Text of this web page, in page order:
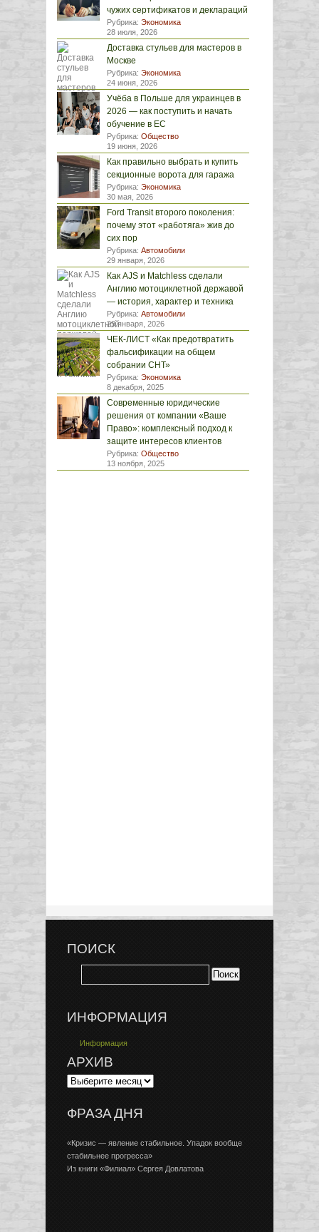
чужих сертификатов и деклараций
Рубрика: Экономика
28 июля, 2026
Доставка стульев для мастеров в
Москве
Рубрика: Экономика
24 июня, 2026
Учёба в Польше для украинцев в
2026 — как поступить и начать
обучение в ЕС
Рубрика: Общество
19 июня, 2026
Как правильно выбрать и купить
секционные ворота для гаража
Рубрика: Экономика
30 мая, 2026
Ford Transit второго поколения:
почему этот «работяга» жив до
сих пор
Рубрика: Автомобили
29 января, 2026
Как AJS и Matchless сделали
Англию мотоциклетной державой
— история, характер и техника
Рубрика: Автомобили
29 января, 2026
ЧЕК-ЛИСТ «Как предотвратить
фальсификации на общем
собрании СНТ»
Рубрика: Экономика
8 декабря, 2025
Современные юридические
решения от компании «Ваше
Право»: комплексный подход к
защите интересов клиентов
Рубрика: Общество
13 ноября, 2025
ПОИСК
ИНФОРМАЦИЯ
Информация
АРХИВ
ФРАЗА ДНЯ
«Кризис — явление стабильное. Упадок вообще
стабильнее прогресса»
Из книги «Филиал» Сергея Довлатова